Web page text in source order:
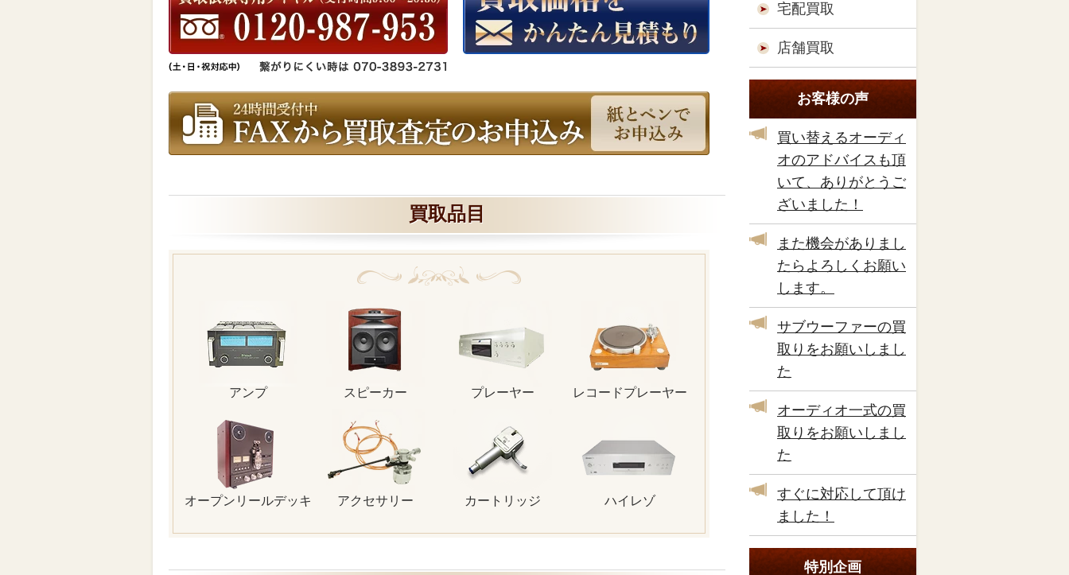
買取品目
アンプ スピーカー プレーヤー レコードプレーヤー
オープンリールデッキ アクセサリー カートリッジ ハイレゾ
宅配買取
店舗買取
お客様の声
買い替えるオーディ
オのアドバイスも頂
いて、ありがとうご
ざいました！
また機会がありまし
たらよろしくお願い
します。
サブウーファーの買
取りをお願いしまし
た
オーディオ一式の買
取りをお願いしまし
た
すぐに対応して頂け
ました！
特別企画